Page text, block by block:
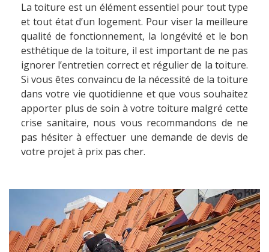
La toiture est un élément essentiel pour tout type
et tout état d’un logement. Pour viser la meilleure
qualité de fonctionnement, la longévité et le bon
esthétique de la toiture, il est important de ne pas
ignorer l’entretien correct et régulier de la toiture.
Si vous êtes convaincu de la nécessité de la toiture
dans votre vie quotidienne et que vous souhaitez
apporter plus de soin à votre toiture malgré cette
crise sanitaire, nous vous recommandons de ne
pas hésiter à effectuer une demande de devis de
votre projet à prix pas cher.